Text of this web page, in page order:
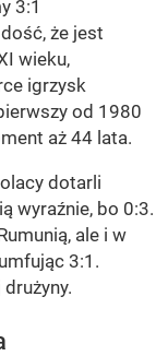
3:1
że jest
wieku,
igrzysk
od 1980
aż 44 lata.
dotarli
wyraźnie, bo 0:3.
ale i w
3:1.